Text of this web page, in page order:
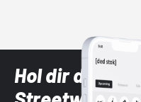
Hol dir die